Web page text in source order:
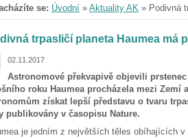
se: Úvodní » Aktuality AK » Podivná
trpasličí planeta Haumea má
02.11.2017
Astronomové překvapivě objevili
roku Haumea procházela mezi Zemí
získat lepší představu o tvaru
publikovány v časopisu Nature.
je jedním z největších těles obíhajících v